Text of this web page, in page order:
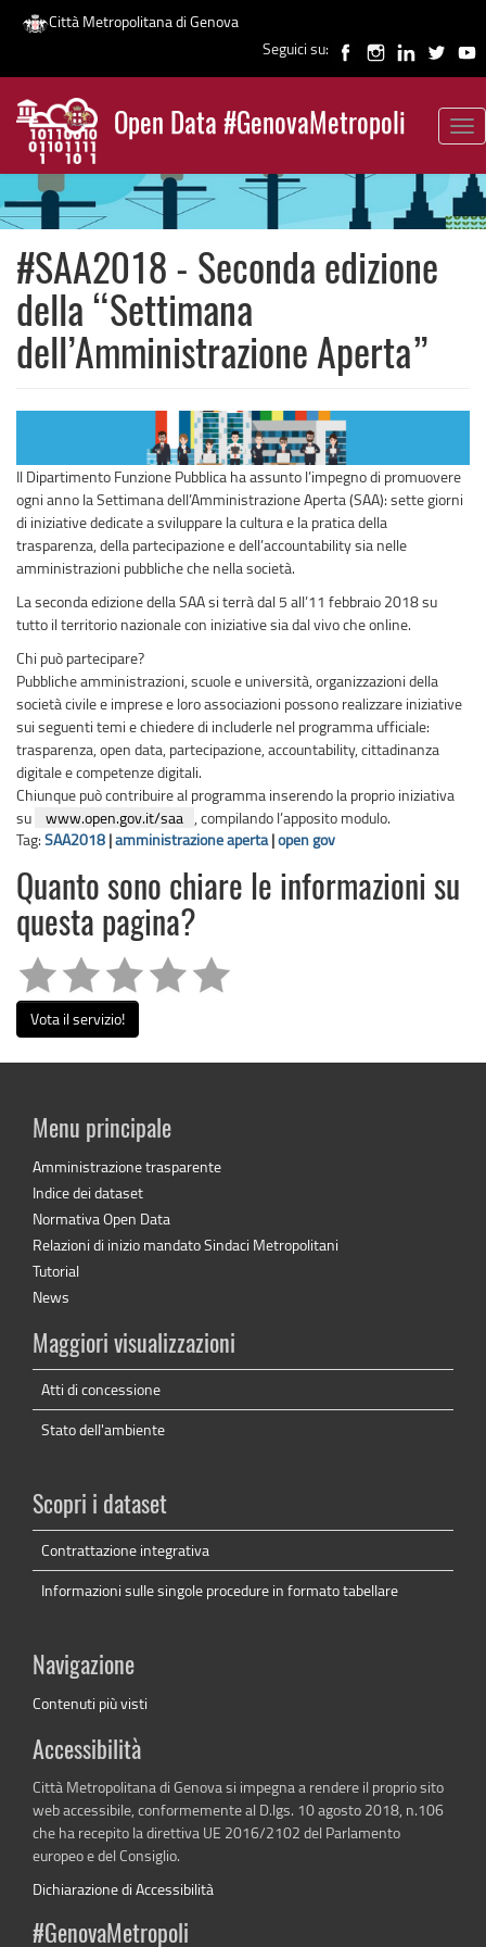
Salta
contenuto
principale
Città Metropolitana di Genova
Seguici su:
Open Data #GenovaMetropoli
News
#SAA2018 - Seconda edizione
della “Settimana
dell’Amministrazione Aperta”
Il Dipartimento Funzione Pubblica ha assunto l’impegno di promuovere
ogni anno la Settimana dell’Amministrazione Aperta (SAA): sette giorni
di iniziative dedicate a sviluppare la cultura e la pratica della
trasparenza, della partecipazione e dell’accountability sia nelle
amministrazioni pubbliche che nella società.
La seconda edizione della SAA si terrà dal 5 all’11 febbraio 2018 su
tutto il territorio nazionale con iniziative sia dal vivo che online.
Chi può partecipare?
Pubbliche amministrazioni, scuole e università, organizzazioni della
società civile e imprese e loro associazioni possono realizzare iniziative
sui seguenti temi e chiedere di includerle nel programma ufficiale:
trasparenza, open data, partecipazione, accountability, cittadinanza
digitale e competenze digitali.
Chiunque può contribuire al programma inserendo la proprio iniziativa
su
www.open.gov.it/saa , compilando l’apposito modulo.
Tag: SAA2018 |amministrazione aperta|open gov
Quanto sono chiare le informazioni su
questa pagina?
Vota il servizio!
Menu principale
Amministrazione trasparente
Indice dei dataset
Normativa Open Data
Relazioni di inizio mandato Sindaci Metropolitani
Tutorial
News
Maggiori visualizzazioni
Atti di concessione
Stato dell'ambiente
Scopri i dataset
Contrattazione integrativa
Informazioni sulle singole procedure in formato tabellare
Navigazione
Contenuti più visti
Accessibilità
Città Metropolitana di Genova si impegna a rendere il proprio sito
web accessibile, conformemente al D.lgs. 10 agosto 2018, n.106
che ha recepito la direttiva UE 2016/2102 del Parlamento
europeo e del Consiglio.
Dichiarazione di Accessibilità
#GenovaMetropoli